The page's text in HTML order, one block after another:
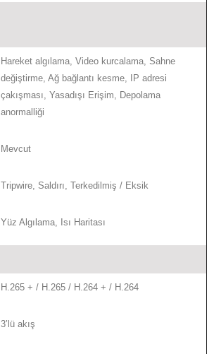
Hareket algılama, Video kurcalama, Sahne
değiştirme, Ağ bağlantı kesme, IP adresi
çakışması, Yasadışı Erişim, Depolama
anormalliği
Mevcut
Tripwire, Saldırı, Terkedilmiş / Eksik
Yüz Algılama, Isı Haritası
H.265 + / H.265 / H.264 + / H.264
3’lü akış